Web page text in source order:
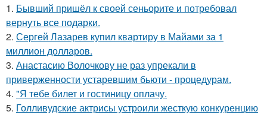
1. Бывший пришёл к своей сеньорите и потребовал
вернуть все подарки.
2. Сергей Лазарев купил квартиру в Майами за 1
миллион долларов.
3. Анастасию Волочкову не раз упрекали в
приверженности устаревшим бьюти - процедурам.
4. "Я тебе билет и гостиницу оплачу.
5. Голливудские актрисы устроили жесткую конкуренцию